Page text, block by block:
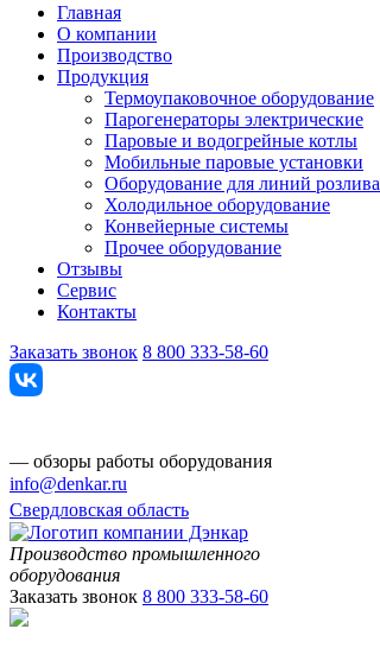
Главная
О компании
Производство
Продукция
Термоупаковочное оборудование
Парогенераторы электрические
Паровые и водогрейные котлы
Мобильные паровые установки
Оборудование для линий розлива
Холодильное оборудование
Конвейерные системы
Прочее оборудование
Отзывы
Сервис
Контакты
Заказать звонок 8 800 333-58-60
— обзоры работы оборудования
info@denkar.ru
Свердловская область
Производство промышленного
оборудования
Заказать звонок 8 800 333-58-60